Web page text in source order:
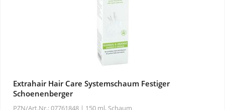
Extrahair Hair Care Systemschaum Festiger
Schoenenberger
PZN/Art.Nr.: 07761848 | 150 ml, Schaum